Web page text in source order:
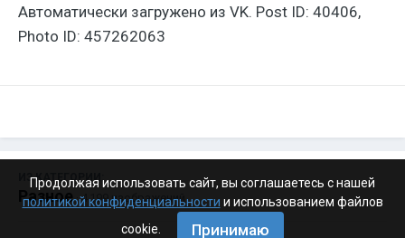
Автоматически загружено из VK. Post ID: 40406,
Photo ID: 457262063
ИЗ КАТЕГОРИИ:
Разное · 4 199 изображений
Продолжая использовать сайт, вы соглашаетесь с нашей
политикой конфиденциальности и использованием файлов
cookie.
Принимаю